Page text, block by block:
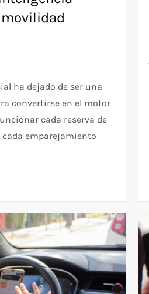
ha dejado de ser una
convertirse en el motor
cada reserva de
emparejamiento